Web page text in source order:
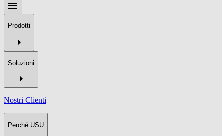
Prodotti
Soluzioni
Nostri Clienti
Perché USU